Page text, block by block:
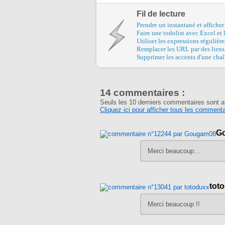
Fil de lecture
Prendre un instantané et
Faire une todolist avec Excel
Utiliser les expressions
Remplacer les URL par des
Supprimer les accents d'une
14 commentaires :
Seuls les 10 derniers commentaires sont
Cliquez ici pour afficher tous les
Merci beaucoup…
Merci beaucoup !!